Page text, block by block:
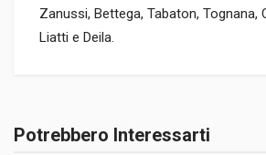
Zanussi, Bettega, Tabaton, Tognana,
Liatti e Deila.
Rilegato
Accedi o registrati
Potrebbero Interessarti